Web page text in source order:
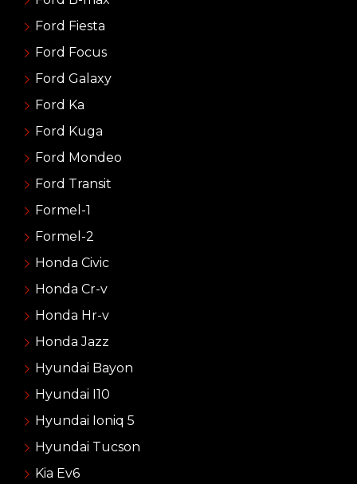
Ford Fiesta
Ford Focus
Ford Galaxy
Ford Ka
Ford Kuga
Ford Mondeo
Ford Transit
Formel-1
Formel-2
Honda Civic
Honda Cr-v
Honda Hr-v
Honda Jazz
Hyundai Bayon
Hyundai I10
Hyundai Ioniq 5
Hyundai Tucson
Kia Ev6